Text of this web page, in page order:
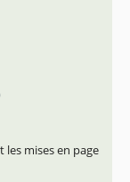
les mises en page